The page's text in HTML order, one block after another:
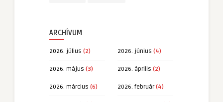
ARCHÍVUM
2026. július (2) 2026. június (4)
2026. május (3) 2026. április (2)
2026. március (6) 2026. február(4)